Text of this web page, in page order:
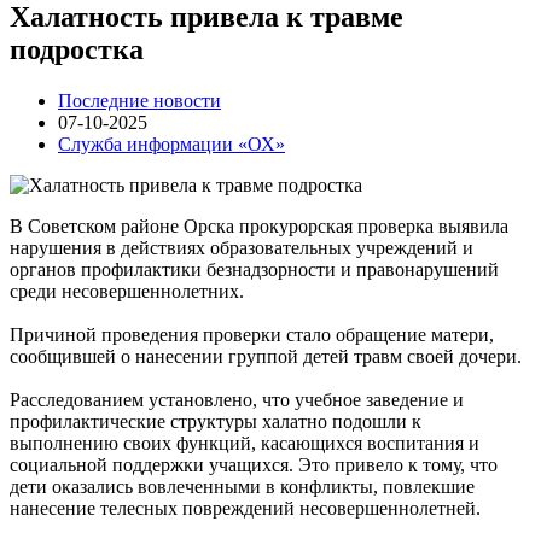
Халатность привела к травме
подростка
Последние новости
07-10-2025
Служба информации «ОХ»
В Советском районе Орска прокурорская проверка выявила
нарушения в действиях образовательных учреждений и
органов профилактики безнадзорности и правонарушений
среди несовершеннолетних.
Причиной проведения проверки стало обращение матери,
сообщившей о нанесении группой детей травм своей дочери.
Расследованием установлено, что учебное заведение и
профилактические структуры халатно подошли к
выполнению своих функций, касающихся воспитания и
социальной поддержки учащихся. Это привело к тому, что
дети оказались вовлеченными в конфликты, повлекшие
нанесение телесных повреждений несовершеннолетней.